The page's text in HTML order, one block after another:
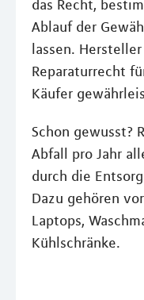
das Recht,
Ablauf der
lassen.
Reparaturrecht
Käufer
Schon gewusst?
Abfall pro Jahr
durch die
Dazu gehören
Laptops,
Kühlschränke.